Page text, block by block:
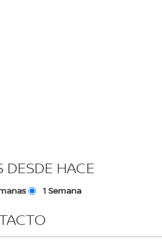
DESDE HACE
1 Semana